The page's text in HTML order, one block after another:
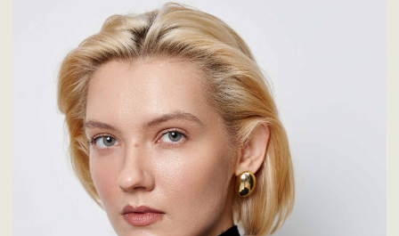
Рост
Бюст
Талия
Бедра
Обувь
170см
62см
92см
39-
40